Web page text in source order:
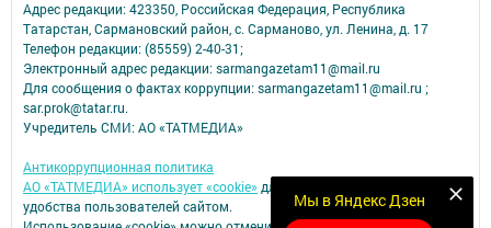
Мы в Яндекс Дзен
Адрес редакции: 423350, Российская Федерация, Республика
Татарстан, Сармановский район, с. Сарманово, ул. Ленина, д. 17
Телефон редакции: (85559) 2-40-31;
Электронный адрес редакции: sarmangazetam11@mail.ru
Для сообщения о фактах коррупции: sarmangazetam11@mail.ru ;
sar.prok@tatar.ru.
Учредитель СМИ: АО «ТАТМЕДИА»
Антикоррупционная политика
АО «ТАТМЕДИА» использует «cookie»для персонализации сервисов и
удобства пользователей сайтом.